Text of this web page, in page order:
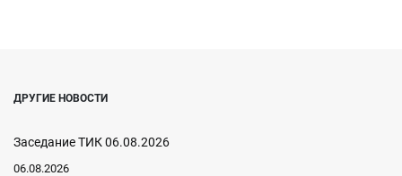
ДРУГИЕ НОВОСТИ
Заседание ТИК 06.08.2026
06.08.2026